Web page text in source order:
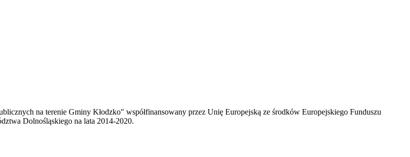
na terenie Gminy Kłodzko" współfinansowany przez Unię Europejską ze środków Europejskiego Funduszu
Dolnośląskiego na lata 2014-2020.